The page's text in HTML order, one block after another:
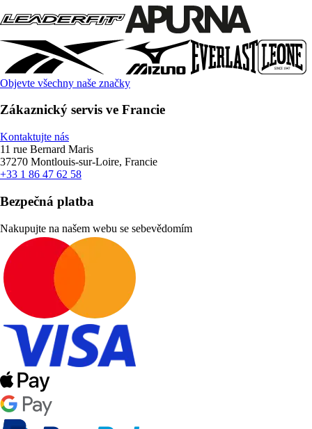
Objevte všechny naše značky
Zákaznický servis ve Francie
Kontaktujte nás
11 rue Bernard Maris
37270 Montlouis-sur-Loire, Francie
+33 1 86 47 62 58
Bezpečná platba
Nakupujte na našem webu se sebevědomím